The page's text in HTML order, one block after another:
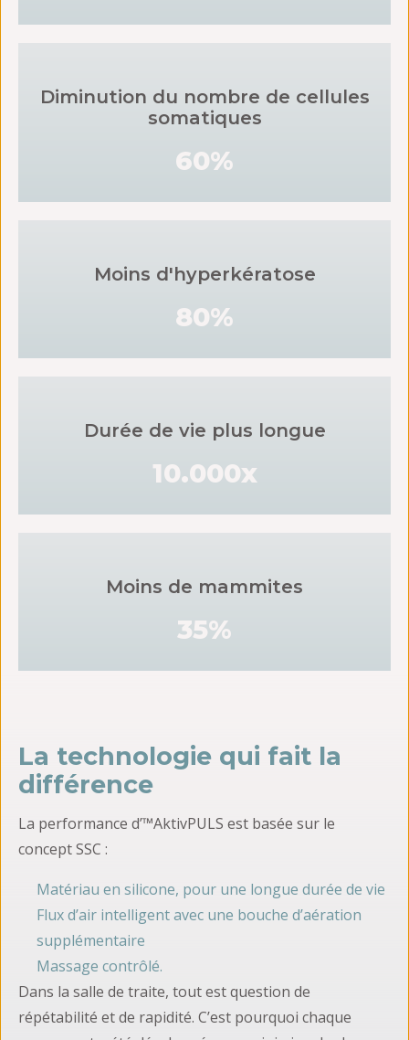
Diminution du nombre de cellules
somatiques
60%
Moins d'hyperkératose
80%
Durée de vie plus longue
10.000x
Moins de mammites
35%
La technologie qui fait la
différence
La performance d’™AktivPULS est basée sur le
concept SSC :
Matériau en silicone, pour une longue durée de vie
Flux d’air intelligent avec une bouche d’aération
supplémentaire
Massage contrôlé.
Dans la salle de traite, tout est question de
répétabilité et de rapidité. C’est pourquoi chaque